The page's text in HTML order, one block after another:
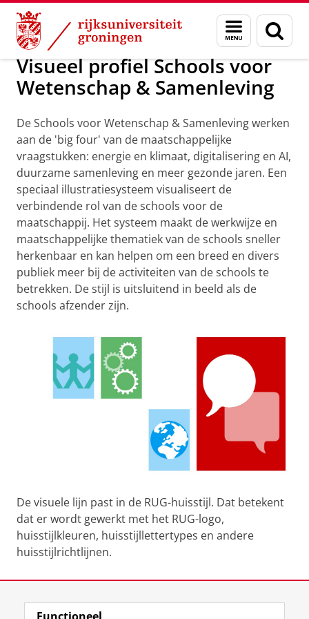
Skip
Content
Skip
Navigation
Menu
en
zoeken
Visueel profiel Schools for Science &
Visueel profiel Schools voor
Wetenschap & Samenleving
De Schools voor Wetenschap & Samenleving werken
aan de 'big four' van de maatschappelijke
vraagstukken: energie en klimaat, digitalisering en AI,
duurzame samenleving en meer gezonde jaren. Een
speciaal illustratiesysteem visualiseert de
verbindende rol van de schools voor de
maatschappij. Het systeem maakt de werkwijze en
maatschappelijke thematiek van de schools sneller
herkenbaar en kan helpen om een breed en divers
publiek meer bij de activiteiten van de schools te
betrekken. De stijl is uitsluitend in beeld als de
schools afzender zijn.
De visuele lijn past in de RUG-huisstijl. Dat betekent
dat er wordt gewerkt met het RUG-logo,
huisstijlkleuren, huisstijllettertypes en andere
huisstijlrichtlijnen.